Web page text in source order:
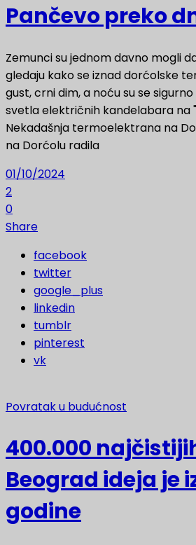
Pančevo preko
Zemunci su jednom davno mogli
gledaju kako se iznad dorćolske
gust, crni dim, a noću su se
svetla električnih kandelabara na
Nekadašnja termoelektrana na
na Dorćolu radila
01/10/2024
2
0
Share
facebook
twitter
google_plus
linkedin
tumblr
pinterest
vk
Povratak u budućnost
400.000
Beograd ideja je
godine